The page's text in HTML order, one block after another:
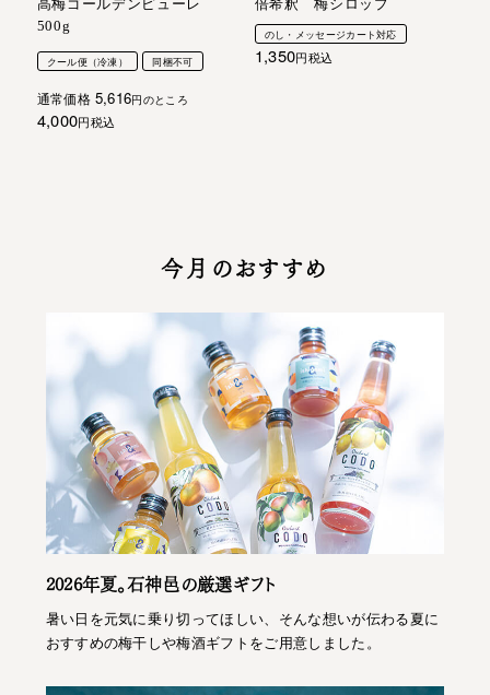
高梅ゴールデンピューレ
500g
クール便（冷凍） 同梱不可
通常価格 5,616 のところ
4,000 税込
倍希釈 梅シロップ
のし・メッセージカート対応
1,350 税込
今月のおすすめ
2026年夏。石神邑の厳選ギフト
暑い日を元気に乗り切ってほしい、そんな想いが伝わる夏に
おすすめの梅干しや梅酒ギフトをご用意しました。